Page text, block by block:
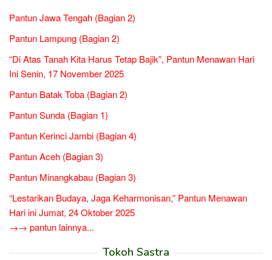
Pantun Jawa Tengah (Bagian 2)
Pantun Lampung (Bagian 2)
“Di Atas Tanah Kita Harus Tetap Bajik”, Pantun Menawan Hari
Ini Senin, 17 November 2025
Pantun Batak Toba (Bagian 2)
Pantun Sunda (Bagian 1)
Pantun Kerinci Jambi (Bagian 4)
Pantun Aceh (Bagian 3)
Pantun Minangkabau (Bagian 3)
“Lestarikan Budaya, Jaga Keharmonisan,” Pantun Menawan
Hari ini Jumat, 24 Oktober 2025
→→ pantun lainnya...
Tokoh Sastra